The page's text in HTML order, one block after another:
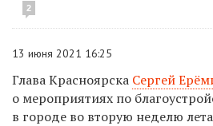
2
13 июня 2021 16:25
Глава Красноярска Сергей
о мероприятиях по
в городе во вторую неделю